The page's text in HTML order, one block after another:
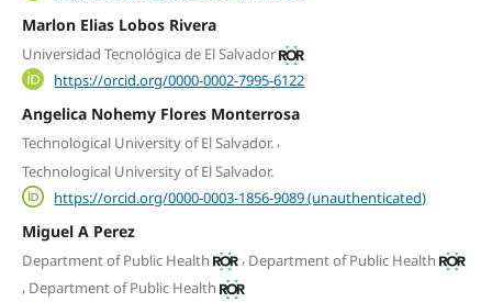
Marlon Elias Lobos Rivera
Universidad Tecnológica de El Salvador
https://orcid.org/0000-0002-7995-6122
Angelica Nohemy Flores Monterrosa
Technological University of El Salvador. ,
Technological University of El Salvador.
https://orcid.org/0000-0003-1856-9089 (unauthenticated)
Miguel A Perez
Department of Public Health , Department of Public Health
, Department of Public Health